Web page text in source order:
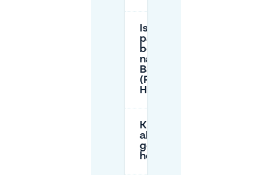
Is er 24/7
parkeren
beschikbaar
nabij het S-
Bahn station
(Pankow-
Heinersdorf)?
Kan ik gratis parkeren tot
als ik een
heb bij het station?